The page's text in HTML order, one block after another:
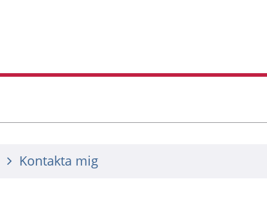
Kontakta mig